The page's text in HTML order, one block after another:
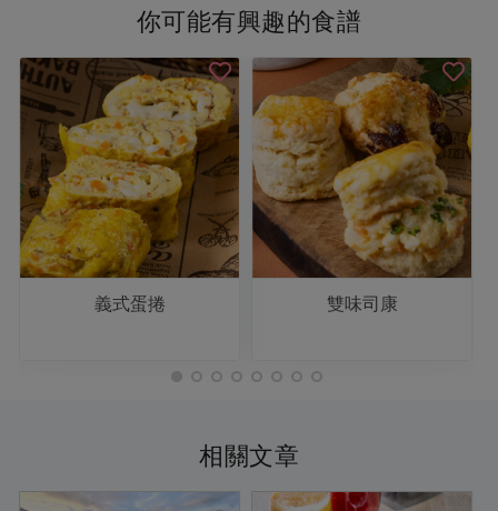
你可能有興趣的食譜
義式蛋捲 雙味司康
相關文章